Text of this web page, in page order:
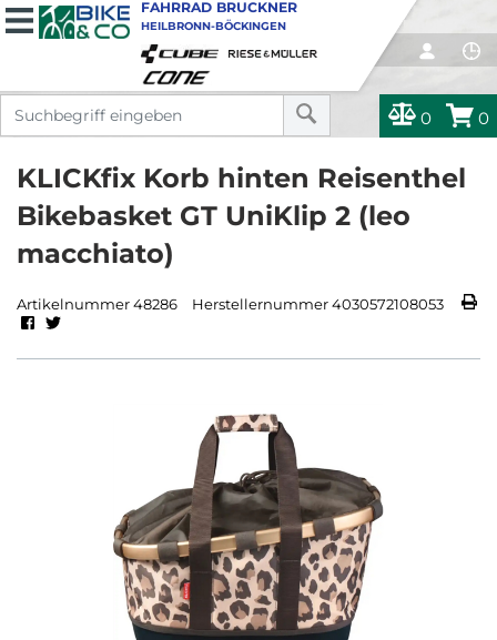
0 0
FAHRRAD BRUCKNER
HEILBRONN-BÖCKINGEN
KLICKfix Korb hinten Reisenthel
Bikebasket GT UniKlip 2 (leo
macchiato)
Artikelnummer 48286 Herstellernummer 4030572108053